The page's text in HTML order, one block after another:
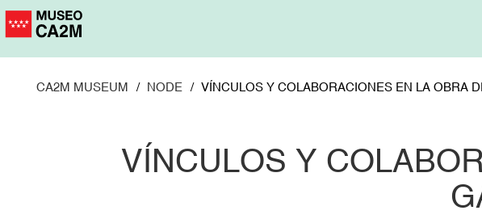
Skip
to
CA2M MUSEUM NODE VÍNCULOS Y COLABORACIONES EN LA OBRA
VÍNCULOS Y